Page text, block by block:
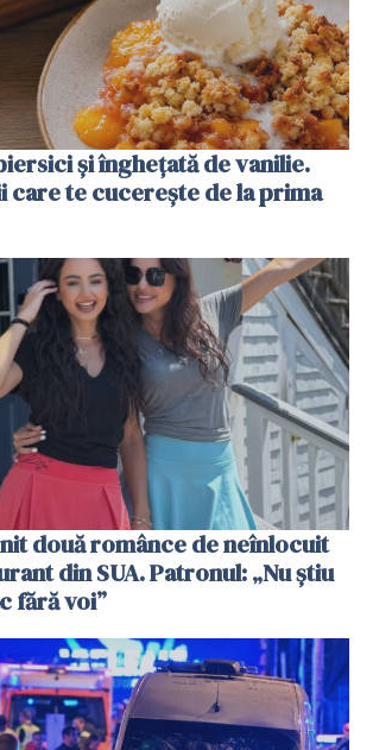
și înghețată de vanilie.
care te cucerește de la prima
două românce de neînlocuit
din SUA. Patronul: „Nu știu
fără voi”